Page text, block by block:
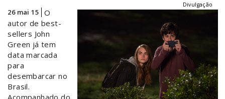
26 mai 15
Divulgação
O
autor de best-
sellers John
Green já tem
data marcada
para
desembarcar no
Brasil.